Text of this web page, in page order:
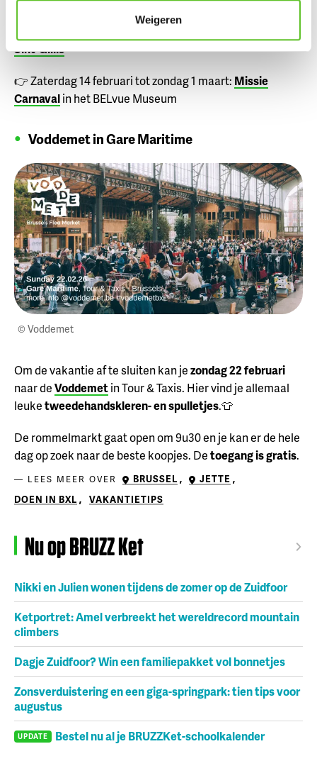
Weigeren
👉 Zaterdag 28 februari (na de vakantie):
Sint-Gillis
👉 Zaterdag 14 februari tot zondag 1 maart: Missie
Carnavalin het BELvue Museum
Voddemet in Gare Maritime
© Voddemet
Om de vakantie af te sluiten kan jezondag 22 februari
naar deVoddemetin Tour & Taxis. Hier vind je allemaal
leuketweedehandskleren- en spulletjes.👕
De rommelmarkt gaat open om 9u30 en je kan er de hele
dag op zoek naar de beste koopjes. Detoegang is gratis.
LEES MEER OVER BRUSSEL , JETTE ,
DOEN IN BXL , VAKANTIETIPS
Nu op BRUZZ Ket
Nikki en Julien wonen tijdens de zomer op de Zuidfoor
Ketportret: Amel verbreekt het wereldrecord mountain
climbers
Dagje Zuidfoor? Win een familiepakket vol bonnetjes
Zonsverduistering en een giga-springpark: tien tips voor
augustus
UPDATE Bestel nu al je BRUZZKet-schoolkalender